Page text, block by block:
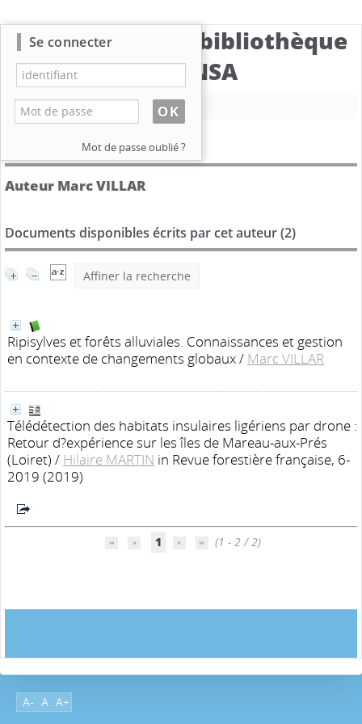
Catalogue de la bibliothèque
du CBNSA
Nouvelle recherche
Détail de l'auteur
Auteur Marc VILLAR
Documents disponibles écrits par cet auteur (2)
Affiner la recherche
Ripisylves et forêts alluviales. Connaissances et gestion
en contexte de changements globaux/ Marc VILLAR
Télédétection des habitats insulaires ligériens par drone :
Retour d?expérience sur les îles de Mareau-aux-Prés
(Loiret) / Hilaire MARTIN in Revue forestière française, 6-
2019 (2019)
1 (1 - 2 / 2)
A- A A+
Se connecter
Mot de passe oublié ?